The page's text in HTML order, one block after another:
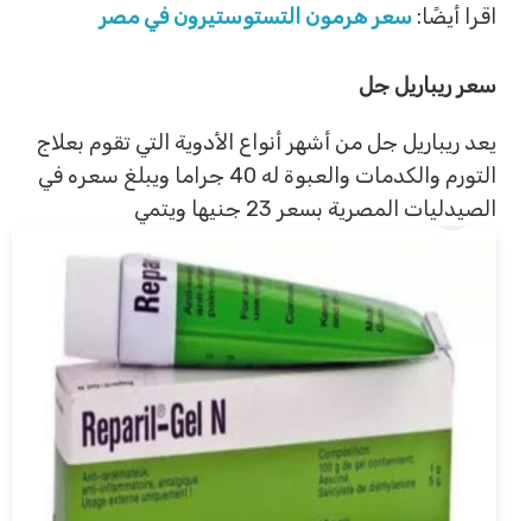
اقرا أيضًا:سعر هرمون التستوستيرون في مصر
سعر ريباريل جل
يعد ريباريل جل من أشهر أنواع الأدوية التي تقوم بعلاج
التورم والكدمات والعبوة له 40 جراما ويبلغ سعره في
الصيدليات المصرية بسعر 23 جنيها ويتمي